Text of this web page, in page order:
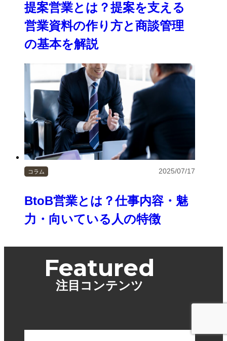
提案営業とは？提案を支える
営業資料の作り方と商談管理
の基本を解説
BtoB営業とは？仕事内容・魅
力・向いている人の特徴
コラム 2025/07/17
Featured
注目コンテンツ